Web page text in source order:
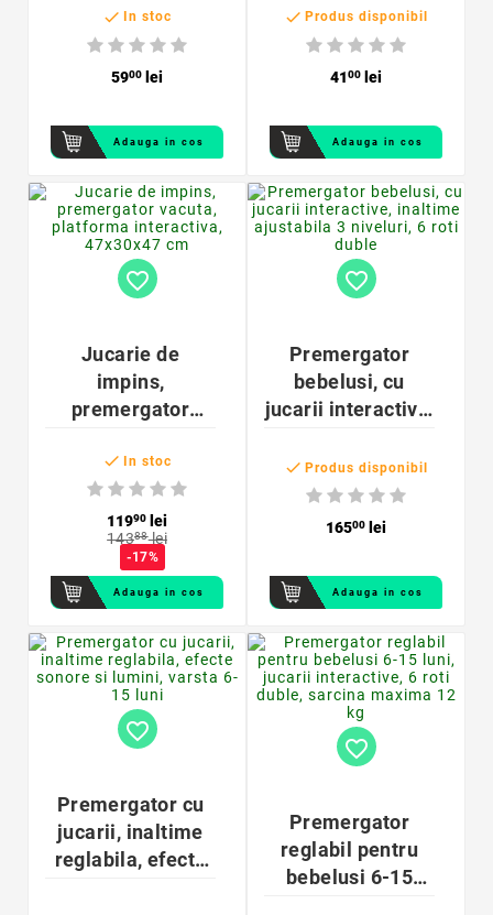
 In stoc
5900 lei
Adauga in cos
model zebra si
girafa, textil
 Produs disponibil
4100 lei
Adauga in cos
favorite_border
Jucarie de
impins,
premergator
interactiva,
47x30x47 cm
 In stoc
11990
lei
14388lei
-17%
Adauga in cos
favorite_border
Premergator
bebelusi, cu
jucarii interactive,
ajustabila 3
niveluri, 6 roti
duble
 Produs disponibil
16500 lei
Adauga in cos
favorite_border
Premergator cu
jucarii, inaltime
reglabila, efecte
favorite_border
Premergator
reglabil pentru
bebelusi 6-15